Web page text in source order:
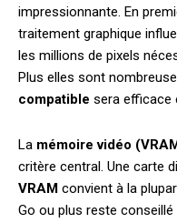
impressionnante. En
traitement graphique
les millions de pixels
Plus elles sont
compatible sera efficace
La mémoire vidéo
critère central. Une carte
VRAM convient à la
Go ou plus reste